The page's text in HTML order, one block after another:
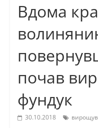
Вдома
почав
фундук
30.10.2018